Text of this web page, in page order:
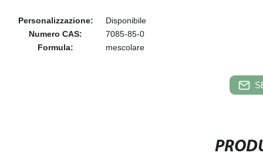
Personalizzazione:
Disponibile
Numero CAS:
7085-85-0
Formula:
mescolare